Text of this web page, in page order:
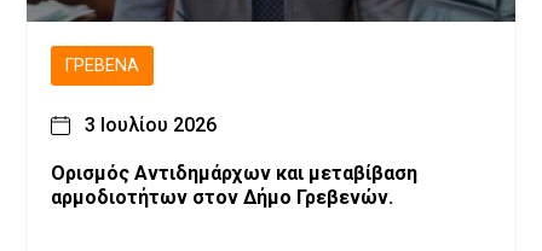
ΓΡΕΒΕΝΆ
3 Ιουλίου 2026
Ορισμός Αντιδημάρχων και μεταβίβαση
αρμοδιοτήτων στον Δήμο Γρεβενών.